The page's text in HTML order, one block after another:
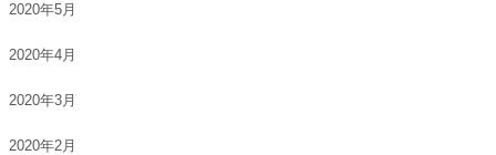
2020年5月
2020年4月
2020年3月
2020年2月